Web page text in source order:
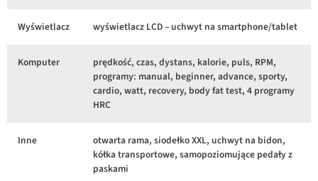
Wyświetlacz wyświetlacz LCD – uchwyt na smartphone/tablet
Komputer
prędkość, czas, dystans, kalorie, puls, RPM,
programy: manual, beginner, advance, sporty,
cardio, watt, recovery, body fat test, 4 programy
HRC
Inne
otwarta rama, siodełko XXL, uchwyt na bidon,
kółka transportowe, samopoziomujące pedały z
paskami